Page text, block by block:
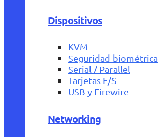
Dispositivos
KVM
Seguridad biométrica
Serial / Parallel
Tarjetas E/S
USB y Firewire
Networking